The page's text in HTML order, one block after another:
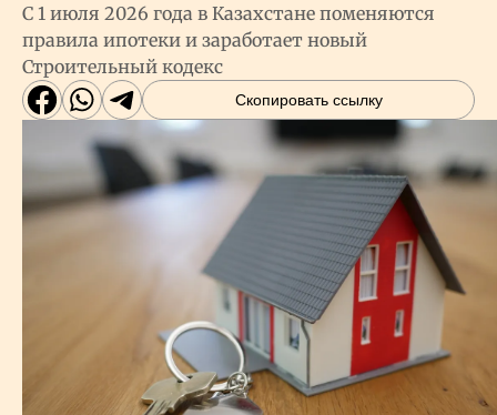
Рынки
Технологии
Власть
С 1 июля 2026 года в Казахстане поменяются
правила ипотеки и заработает новый
Строительный кодекс
Скопировать ссылку